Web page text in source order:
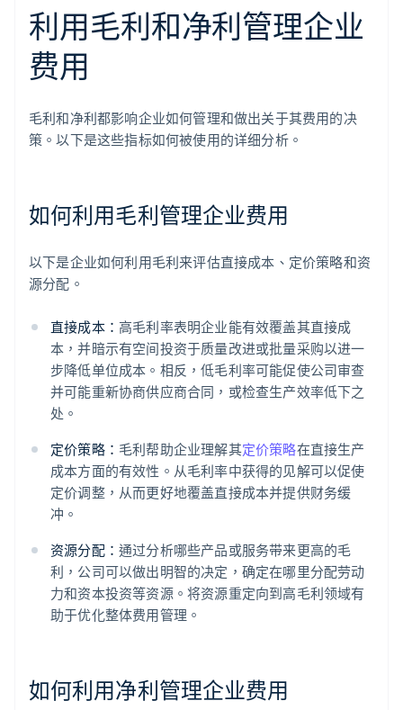
利用毛利和净利管理企业
费用
毛利和净利都影响企业如何管理和做出关于其费用的决
策。以下是这些指标如何被使用的详细分析。
如何利用毛利管理企业费用
以下是企业如何利用毛利来评估直接成本、定价策略和资
源分配。
直接成本： 高毛利率表明企业能有效覆盖其直接成
本，并暗示有空间投资于质量改进或批量采购以进一
步降低单位成本。相反，低毛利率可能促使公司审查
并可能重新协商供应商合同，或检查生产效率低下之
处。
定价策略： 毛利帮助企业理解其定价策略在直接生产
成本方面的有效性。从毛利率中获得的见解可以促使
定价调整，从而更好地覆盖直接成本并提供财务缓
冲。
资源分配： 通过分析哪些产品或服务带来更高的毛
利，公司可以做出明智的决定，确定在哪里分配劳动
力和资本投资等资源。将资源重定向到高毛利领域有
助于优化整体费用管理。
如何利用净利管理企业费用